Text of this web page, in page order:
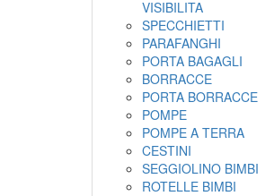
VISIBILITA
SPECCHIETTI
PARAFANGHI
PORTA BAGAGLI
BORRACCE
PORTA BORRACCE
POMPE
POMPE A TERRA
CESTINI
SEGGIOLINO BIMBI
ROTELLE BIMBI